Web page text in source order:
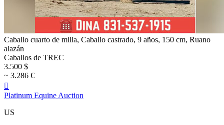
Caballo cuarto de milla, Caballo castrado, 9 años, 150 cm, Ruano
alazán
Caballos de TREC
3.500 $
~ 3.286 €

Platinum Equine Auction
US